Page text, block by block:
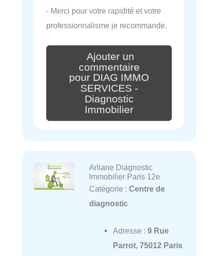
- Merci pour votre rapidité et votre
professionnalisme je recommande.
Ajouter un
commentaire
pour DIAG IMMO
SERVICES -
Diagnostic
Immobilier
Arliane Diagnostic
Immobilier Paris 12e
Catégorie : Centre de
diagnostic
Adresse : 9 Rue
Parrot, 75012 Paris